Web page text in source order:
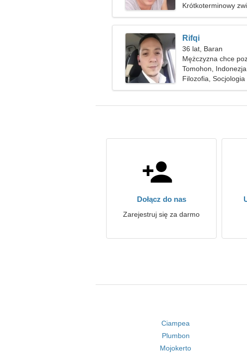
Krótkoterminowy
Rifqi
36 lat, Baran
Mężczyzna chce
Tomohon, Indonezja
Filozofia, Socjologia
Dołącz do nas
Zarejestruj się za darmo
Ciampea
Plumbon
Mojokerto